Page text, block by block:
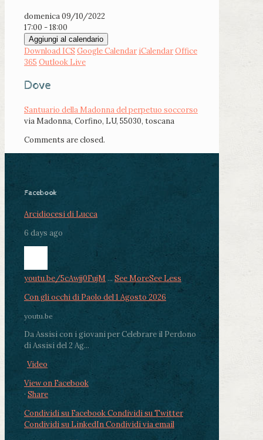
domenica 09/10/2022
17:00 - 18:00
Aggiungi al calendario
Download ICS Google Calendar iCalendarOffice
365 Outlook Live
Dove
Santuario della Madonna del perpetuo soccorso
via Madonna, Corfino, LU, 55030, toscana
Comments are closed.
Facebook
Arcidiocesi di Lucca
6 days ago
youtu.be/5cAwjj0FujM ... See MoreSee Less
Con gli occhi di Paolo del 1 Agosto 2026
youtu.be
Da Assisi con i giovani per Celebrare il Perdono
di Assisi del 2 Ag...
Video
View on Facebook
· Share
Condividi su FacebookCondividi su Twitter
Condividi su LinkedInCondividi via email